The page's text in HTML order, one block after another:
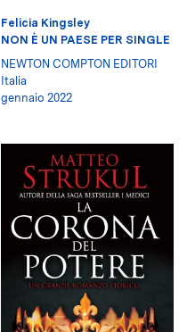
Felicia Kingsley
NON È UN PAESE PER SINGLE
NEWTON COMPTON EDITORI
Italia
gennaio 2022